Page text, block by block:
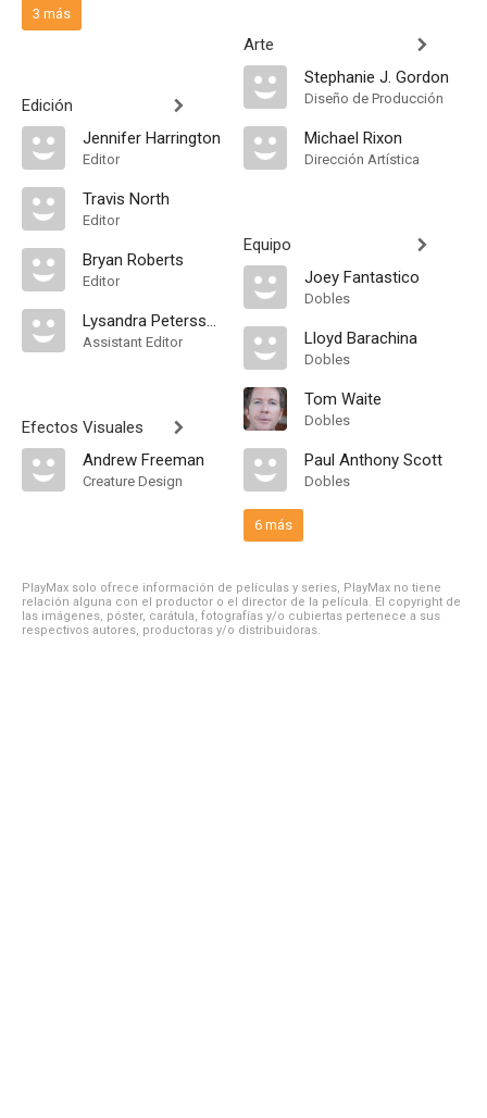
3 más
Edición
Jennifer Harrington
Editor
Travis North
Editor
Bryan Roberts
Editor
Lysandra Petersson
Assistant Editor
Efectos Visuales
Andrew Freeman
Creature Design
Arte
Stephanie J. Gordon
Diseño de Producción
Michael Rixon
Dirección Artística
Equipo
Joey Fantastico
Dobles
Lloyd Barachina
Dobles
Tom Waite
Dobles
Paul Anthony Scott
Dobles
6 más
PlayMax solo ofrece información de películas y series, PlayMax no tiene
relación alguna con el productor o el director de la película. El copyright de
las imágenes, póster, carátula, fotografías y/o cubiertas pertenece a sus
respectivos autores, productoras y/o distribuidoras.